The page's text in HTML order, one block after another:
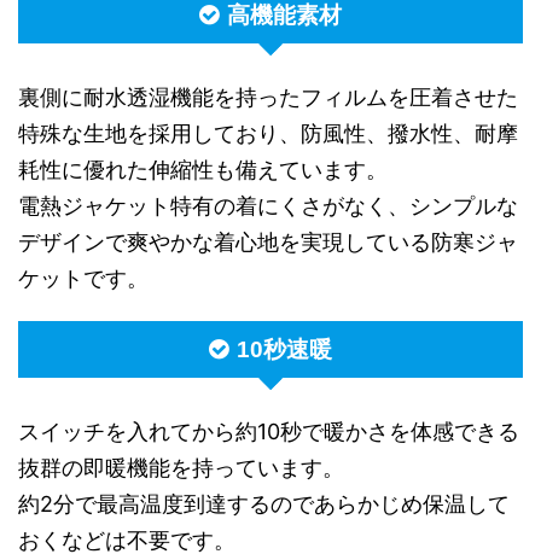
高機能素材
裏側に耐水透湿機能を持ったフィルムを圧着させた
特殊な生地を採用しており、防風性、撥水性、耐摩
耗性に優れた伸縮性も備えています。
電熱ジャケット特有の着にくさがなく、シンプルな
デザインで爽やかな着心地を実現している防寒ジャ
ケットです。
10秒速暖
スイッチを入れてから約10秒で暖かさを体感できる
抜群の即暖機能を持っています。
約2分で最高温度到達するのであらかじめ保温して
おくなどは不要です。